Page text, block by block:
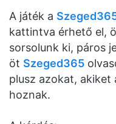
A játék a
kattintva érhető el,
sorsolunk ki, páros
öt Szeged365
plusz azokat, akiket
hoznak.